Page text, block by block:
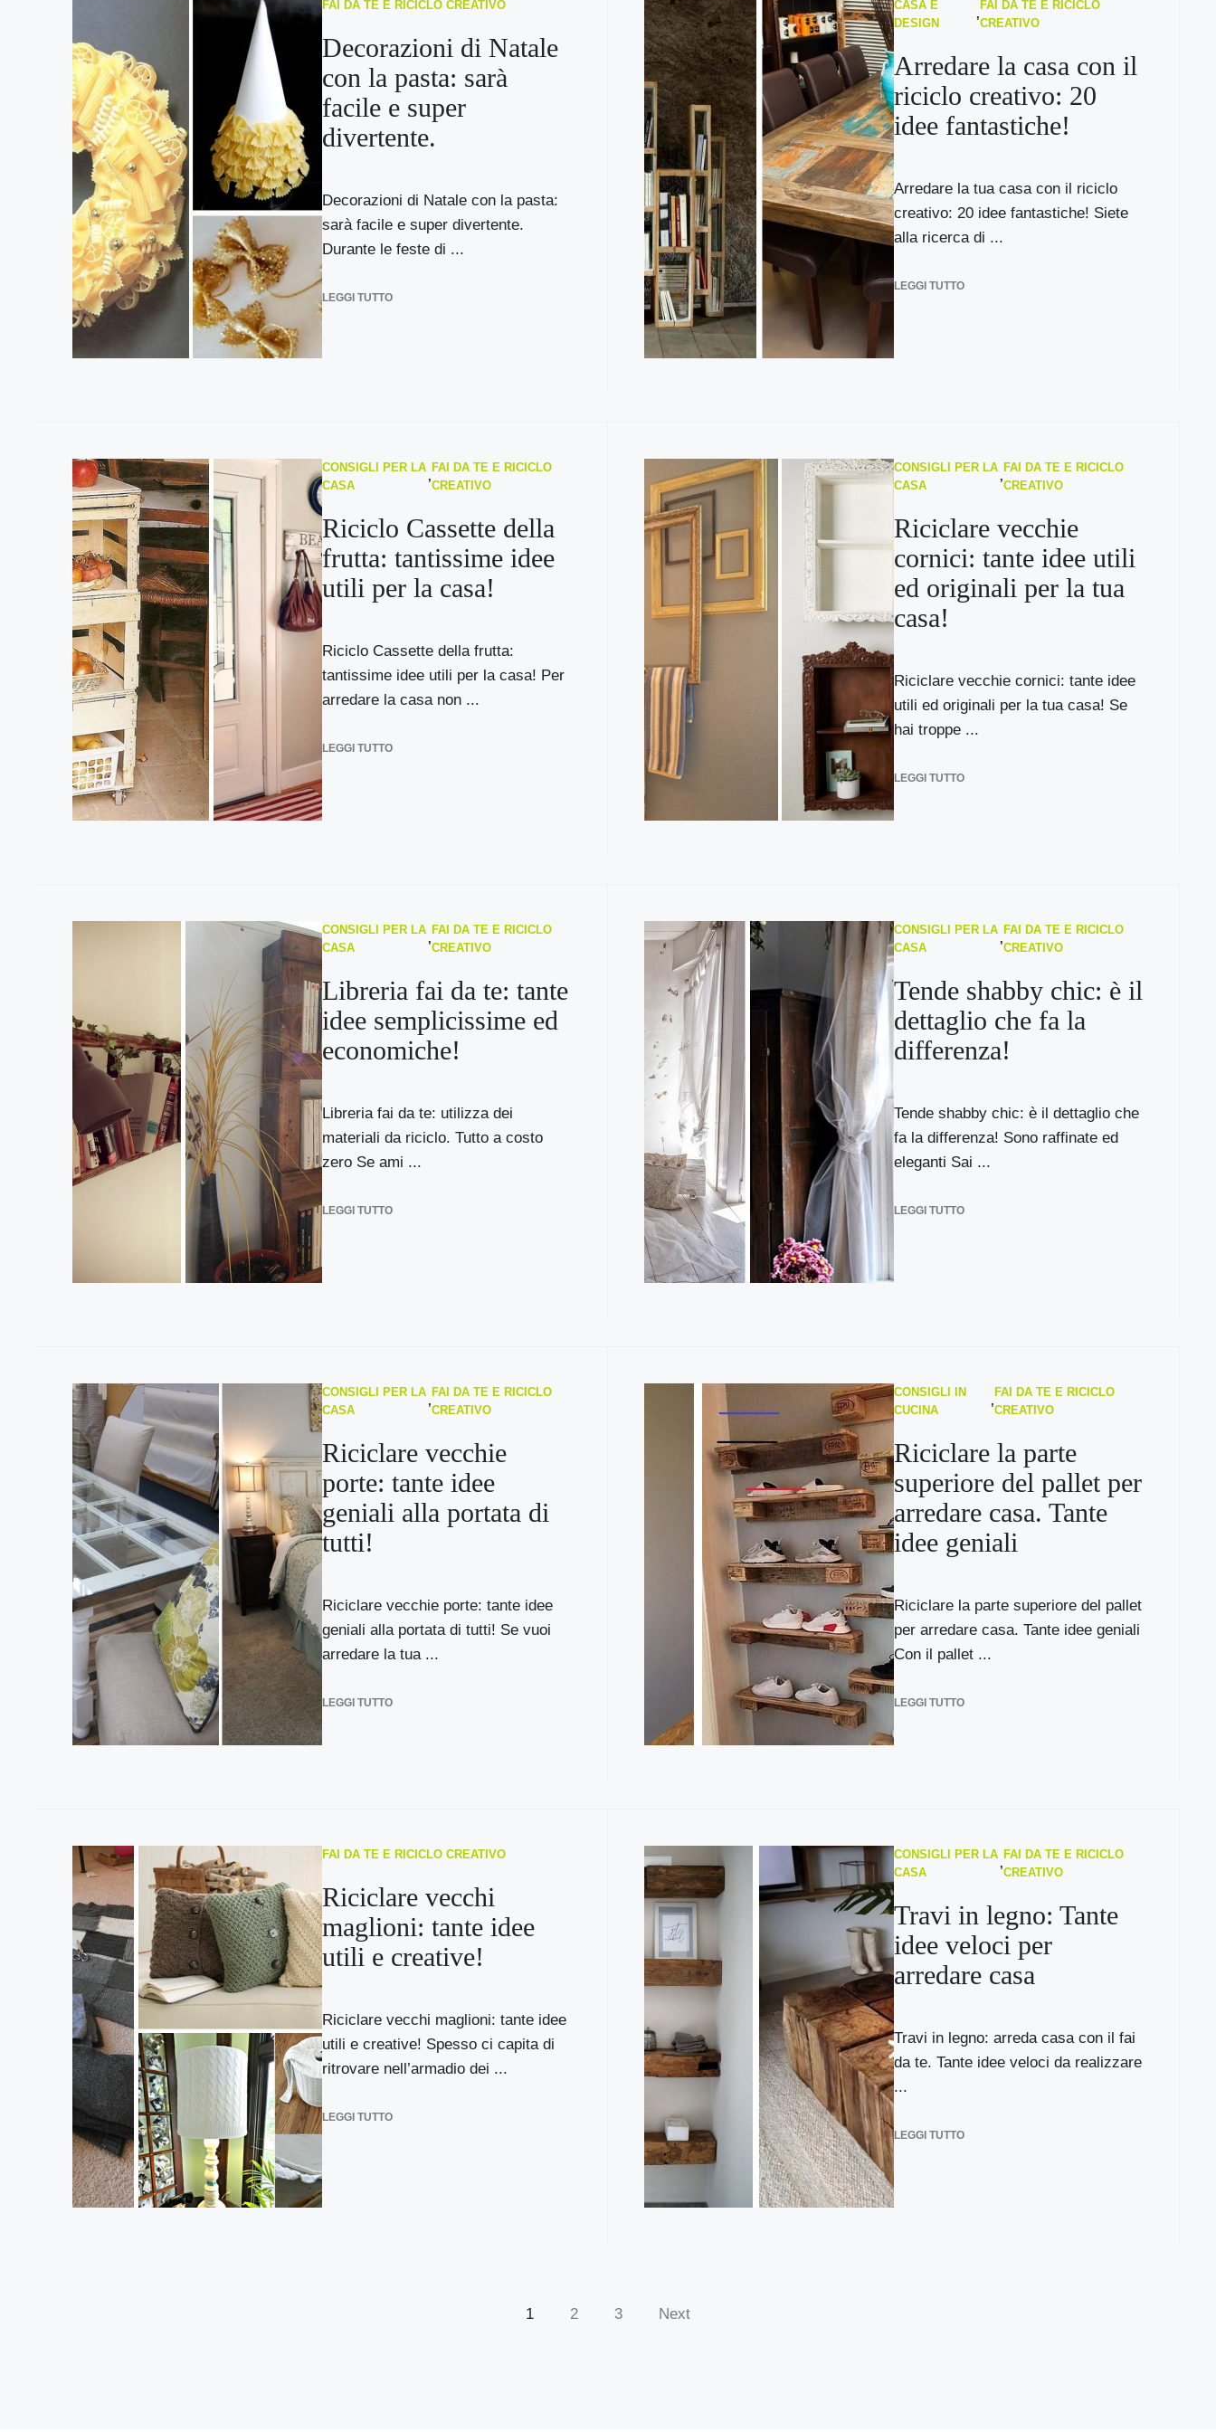
FAI DA TE E RICICLO CREATIVO
Decorazioni di Natale
con la pasta: sarà
facile e super
divertente.
Decorazioni di Natale con la pasta:
sarà facile e super divertente.
Durante le feste di ...
LEGGI TUTTO
CASA E
DESIGN
,
FAI DA TE E RICICLO
CREATIVO
Arredare la casa con il
riciclo creativo: 20
idee fantastiche!
Arredare la tua casa con il riciclo
creativo: 20 idee fantastiche! Siete
alla ricerca di ...
LEGGI TUTTO
CONSIGLI PER LA
CASA
,
FAI DA TE E RICICLO
CREATIVO
Riciclo Cassette della
frutta: tantissime idee
utili per la casa!
Riciclo Cassette della frutta:
tantissime idee utili per la casa! Per
arredare la casa non ...
LEGGI TUTTO
CONSIGLI PER LA
CASA
,
FAI DA TE E RICICLO
CREATIVO
Riciclare vecchie
cornici: tante idee utili
ed originali per la tua
casa!
Riciclare vecchie cornici: tante idee
utili ed originali per la tua casa! Se
hai troppe ...
LEGGI TUTTO
CONSIGLI PER LA
CASA
,
FAI DA TE E RICICLO
CREATIVO
Libreria fai da te: tante
idee semplicissime ed
economiche!
Libreria fai da te: utilizza dei
materiali da riciclo. Tutto a costo
zero Se ami ...
LEGGI TUTTO
CONSIGLI PER LA
CASA
,
FAI DA TE E RICICLO
CREATIVO
Tende shabby chic: è il
dettaglio che fa la
differenza!
Tende shabby chic: è il dettaglio che
fa la differenza! Sono raffinate ed
eleganti Sai ...
LEGGI TUTTO
CONSIGLI PER LA
CASA
,
FAI DA TE E RICICLO
CREATIVO
Riciclare vecchie
porte: tante idee
geniali alla portata di
tutti!
Riciclare vecchie porte: tante idee
geniali alla portata di tutti! Se vuoi
arredare la tua ...
LEGGI TUTTO
CONSIGLI IN
CUCINA
,
FAI DA TE E RICICLO
CREATIVO
Riciclare la parte
superiore del pallet per
arredare casa. Tante
idee geniali
Riciclare la parte superiore del pallet
per arredare casa. Tante idee geniali
Con il pallet ...
LEGGI TUTTO
FAI DA TE E RICICLO CREATIVO
Riciclare vecchi
maglioni: tante idee
utili e creative!
Riciclare vecchi maglioni: tante idee
utili e creative! Spesso ci capita di
ritrovare nell’armadio dei ...
LEGGI TUTTO
CONSIGLI PER LA
CASA
,
FAI DA TE E RICICLO
CREATIVO
Travi in legno: Tante
idee veloci per
arredare casa
Travi in legno: arreda casa con il fai
da te. Tante idee veloci da realizzare
...
LEGGI TUTTO
1 2 3 Next